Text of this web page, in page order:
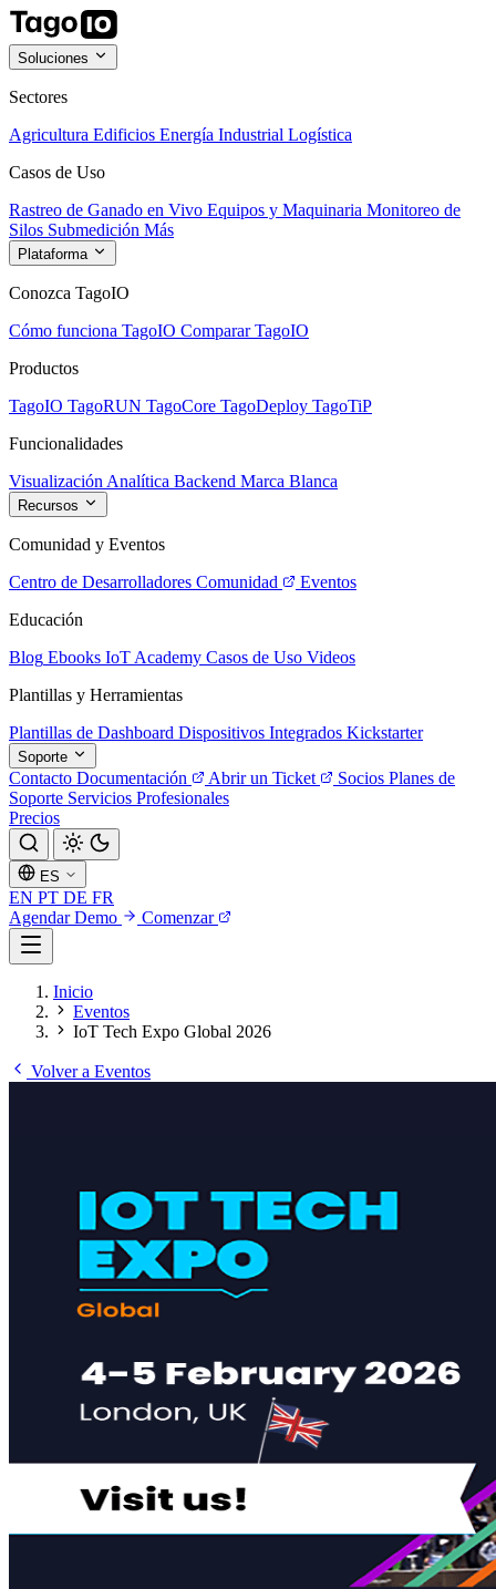
Soluciones
Sectores
Agricultura Edificios Energía Industrial Logística
Casos de Uso
Rastreo de Ganado en Vivo Equipos y Maquinaria Monitoreo de
Silos Submedición Más
Plataforma
Conozca TagoIO
Cómo funciona TagoIO Comparar TagoIO
Productos
TagoIO TagoRUN TagoCore TagoDeploy TagoTiP
Funcionalidades
Visualización Analítica Backend Marca Blanca
Recursos
Comunidad y Eventos
Centro de Desarrolladores Comunidad
Eventos
Educación
Blog Ebooks IoT Academy Casos de Uso Videos
Plantillas y Herramientas
Plantillas de Dashboard Dispositivos Integrados Kickstarter
Soporte
Contacto Documentación Abrir un Ticket Socios Planes de
Soporte Servicios Profesionales
Precios
ES
EN PT DE FR
Agendar Demo
Comenzar
Inicio
Eventos
IoT Tech Expo Global 2026
Volver a Eventos